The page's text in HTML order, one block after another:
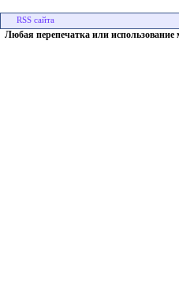
Любая перепечатка или использование